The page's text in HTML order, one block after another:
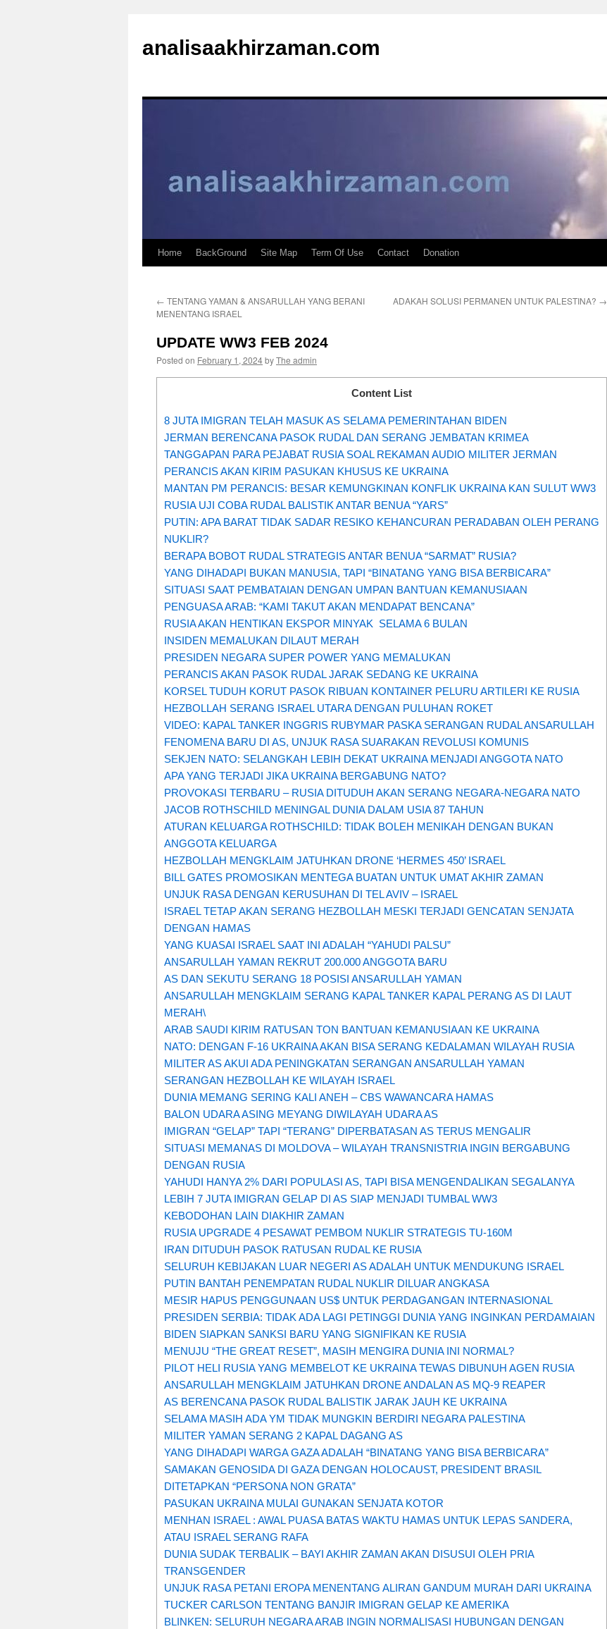
analisaakhirzaman.com
Home BackGround Site Map Term Of Use Contact Donation
← TENTANG YAMAN & ANSARULLAH YANG BERANI
MENENTANG ISRAEL
ADAKAH SOLUSI PERMANEN UNTUK PALESTINA? →
UPDATE WW3 FEB 2024
Posted on February 1, 2024byThe admin
Content List
8 JUTA IMIGRAN TELAH MASUK AS SELAMA PEMERINTAHAN BIDEN
JERMAN BERENCANA PASOK RUDAL DAN SERANG JEMBATAN KRIMEA
TANGGAPAN PARA PEJABAT RUSIA SOAL REKAMAN AUDIO MILITER JERMAN
PERANCIS AKAN KIRIM PASUKAN KHUSUS KE UKRAINA
MANTAN PM PERANCIS: BESAR KEMUNGKINAN KONFLIK UKRAINA KAN SULUT WW3
RUSIA UJI COBA RUDAL BALISTIK ANTAR BENUA “YARS”
PUTIN: APA BARAT TIDAK SADAR RESIKO KEHANCURAN PERADABAN OLEH PERANG
NUKLIR?
BERAPA BOBOT RUDAL STRATEGIS ANTAR BENUA “SARMAT” RUSIA?
YANG DIHADAPI BUKAN MANUSIA, TAPI “BINATANG YANG BISA BERBICARA”
SITUASI SAAT PEMBATAIAN DENGAN UMPAN BANTUAN KEMANUSIAAN
PENGUASA ARAB: “KAMI TAKUT AKAN MENDAPAT BENCANA”
RUSIA AKAN HENTIKAN EKSPOR MINYAK SELAMA 6 BULAN
INSIDEN MEMALUKAN DILAUT MERAH
PRESIDEN NEGARA SUPER POWER YANG MEMALUKAN
PERANCIS AKAN PASOK RUDAL JARAK SEDANG KE UKRAINA
KORSEL TUDUH KORUT PASOK RIBUAN KONTAINER PELURU ARTILERI KE RUSIA
HEZBOLLAH SERANG ISRAEL UTARA DENGAN PULUHAN ROKET
VIDEO: KAPAL TANKER INGGRIS RUBYMAR PASKA SERANGAN RUDAL ANSARULLAH
FENOMENA BARU DI AS, UNJUK RASA SUARAKAN REVOLUSI KOMUNIS
SEKJEN NATO: SELANGKAH LEBIH DEKAT UKRAINA MENJADI ANGGOTA NATO
APA YANG TERJADI JIKA UKRAINA BERGABUNG NATO?
PROVOKASI TERBARU – RUSIA DITUDUH AKAN SERANG NEGARA-NEGARA NATO
JACOB ROTHSCHILD MENINGAL DUNIA DALAM USIA 87 TAHUN
ATURAN KELUARGA ROTHSCHILD: TIDAK BOLEH MENIKAH DENGAN BUKAN
ANGGOTA KELUARGA
HEZBOLLAH MENGKLAIM JATUHKAN DRONE ‘HERMES 450’ ISRAEL
BILL GATES PROMOSIKAN MENTEGA BUATAN UNTUK UMAT AKHIR ZAMAN
UNJUK RASA DENGAN KERUSUHAN DI TEL AVIV – ISRAEL
ISRAEL TETAP AKAN SERANG HEZBOLLAH MESKI TERJADI GENCATAN SENJATA
DENGAN HAMAS
YANG KUASAI ISRAEL SAAT INI ADALAH “YAHUDI PALSU”
ANSARULLAH YAMAN REKRUT 200.000 ANGGOTA BARU
AS DAN SEKUTU SERANG 18 POSISI ANSARULLAH YAMAN
ANSARULLAH MENGKLAIM SERANG KAPAL TANKER KAPAL PERANG AS DI LAUT
MERAH\
ARAB SAUDI KIRIM RATUSAN TON BANTUAN KEMANUSIAAN KE UKRAINA
NATO: DENGAN F-16 UKRAINA AKAN BISA SERANG KEDALAMAN WILAYAH RUSIA
MILITER AS AKUI ADA PENINGKATAN SERANGAN ANSARULLAH YAMAN
SERANGAN HEZBOLLAH KE WILAYAH ISRAEL
DUNIA MEMANG SERING KALI ANEH – CBS WAWANCARA HAMAS
BALON UDARA ASING MEYANG DIWILAYAH UDARA AS
IMIGRAN “GELAP” TAPI “TERANG” DIPERBATASAN AS TERUS MENGALIR
SITUASI MEMANAS DI MOLDOVA – WILAYAH TRANSNISTRIA INGIN BERGABUNG
DENGAN RUSIA
YAHUDI HANYA 2% DARI POPULASI AS, TAPI BISA MENGENDALIKAN SEGALANYA
LEBIH 7 JUTA IMIGRAN GELAP DI AS SIAP MENJADI TUMBAL WW3
KEBODOHAN LAIN DIAKHIR ZAMAN
RUSIA UPGRADE 4 PESAWAT PEMBOM NUKLIR STRATEGIS TU-160M
IRAN DITUDUH PASOK RATUSAN RUDAL KE RUSIA
SELURUH KEBIJAKAN LUAR NEGERI AS ADALAH UNTUK MENDUKUNG ISRAEL
PUTIN BANTAH PENEMPATAN RUDAL NUKLIR DILUAR ANGKASA
MESIR HAPUS PENGGUNAAN US$ UNTUK PERDAGANGAN INTERNASIONAL
PRESIDEN SERBIA: TIDAK ADA LAGI PETINGGI DUNIA YANG INGINKAN PERDAMAIAN
BIDEN SIAPKAN SANKSI BARU YANG SIGNIFIKAN KE RUSIA
MENUJU “THE GREAT RESET”, MASIH MENGIRA DUNIA INI NORMAL?
PILOT HELI RUSIA YANG MEMBELOT KE UKRAINA TEWAS DIBUNUH AGEN RUSIA
ANSARULLAH MENGKLAIM JATUHKAN DRONE ANDALAN AS MQ-9 REAPER
AS BERENCANA PASOK RUDAL BALISTIK JARAK JAUH KE UKRAINA
SELAMA MASIH ADA YM TIDAK MUNGKIN BERDIRI NEGARA PALESTINA
MILITER YAMAN SERANG 2 KAPAL DAGANG AS
YANG DIHADAPI WARGA GAZA ADALAH “BINATANG YANG BISA BERBICARA”
SAMAKAN GENOSIDA DI GAZA DENGAN HOLOCAUST, PRESIDENT BRASIL
DITETAPKAN “PERSONA NON GRATA”
PASUKAN UKRAINA MULAI GUNAKAN SENJATA KOTOR
MENHAN ISRAEL : AWAL PUASA BATAS WAKTU HAMAS UNTUK LEPAS SANDERA,
ATAU ISRAEL SERANG RAFA
DUNIA SUDAK TERBALIK – BAYI AKHIR ZAMAN AKAN DISUSUI OLEH PRIA
TRANSGENDER
UNJUK RASA PETANI EROPA MENENTANG ALIRAN GANDUM MURAH DARI UKRAINA
TUCKER CARLSON TENTANG BANJIR IMIGRAN GELAP KE AMERIKA
BLINKEN: SELURUH NEGARA ARAB INGIN NORMALISASI HUBUNGAN DENGAN